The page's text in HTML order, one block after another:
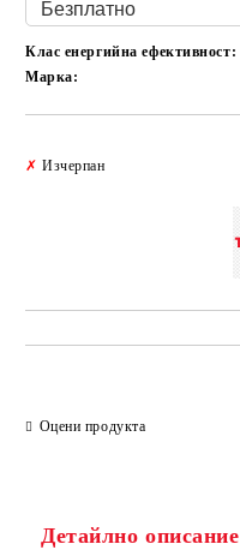
Клас енергийна ефективност:
Марка:
✗ Изчерпан
Оцени продукта
Детайлно описание